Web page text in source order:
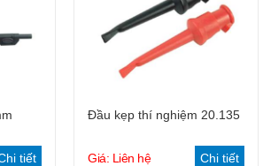
tiết
Đầu kẹp thí nghiệm 20.135
Giá: Liên hệ Chi tiết